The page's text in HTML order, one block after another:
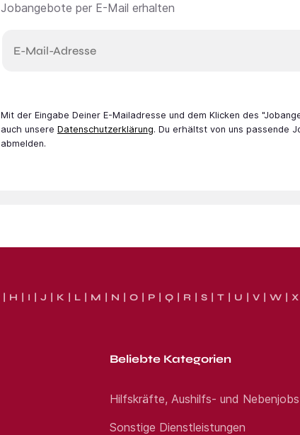
Jobangebote per E-Mail erhalten
E-Mail-Adresse
Mit der Eingabe Deiner E-Mail­adresse und dem Klicken des
auch unsere Datenschutzerklärung. Du erhältst von uns passende
abmelden.
H I J K L M N O P Q R S T U V W X
Beliebte Kategorien
Hilfskräfte, Aushilfs- und Nebenjobs
Sonstige Dienstleistungen